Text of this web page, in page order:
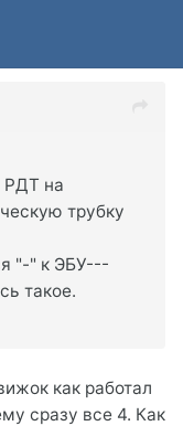
РДТ на
трубку
"-" к ЭБУ---
такое.
как работал
сразу все 4. Как